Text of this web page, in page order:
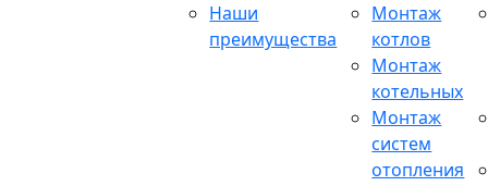
Наши
преимущества
Монтаж
котлов
Монтаж
котельных
Монтаж
систем
отопления